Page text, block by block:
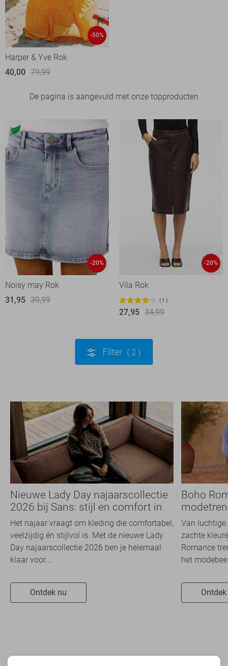
-50%
Harper & Yve Rok
40,00 79,99
De pagina is aangevuld met onze topproducten
-20%
Noisy may Rok
31,95 39,99
-20%
Vila Rok
1
27,95 34,99
Filter 2
Nieuwe Lady Day najaarscollectie
2026 bij Sans: stijl en comfort in
travelkwaliteit
Het najaar vraagt om kleding die comfortabel,
veelzijdig én stijlvol is. Met de nieuwe Lady
Day najaarscollectie 2026 ben je helemaal
klaar voor...
Ontdek nu
Boho
overal
Van luchtige
zachte
Romance
het